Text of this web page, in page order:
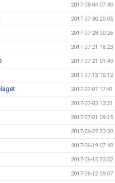
2017-08-04 07:30
2017-07-30 20:05
2017-07-28 00:26
2017-07-21 16:23
2017-07-21 01:49
2017-07-13 10:12
2017-07-07 17:41
2017-07-03 13:21
2017-07-01 09:15
2017-06-22 23:30
2017-06-19 07:40
2017-06-15 23:52
2017-06-12 09:07